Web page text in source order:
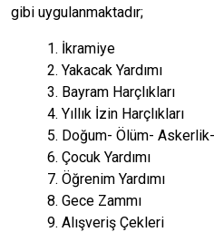
gibi uygulanmaktadır;
1. İkramiye
2. Yakacak Yardımı
3. Bayram Harçlıkları
4. Yıllık İzin Harçlıkları
5. Doğum- Ölüm- Askerlik-
6. Çocuk Yardımı
7. Öğrenim Yardımı
8. Gece Zammı
9. Alışveriş Çekleri